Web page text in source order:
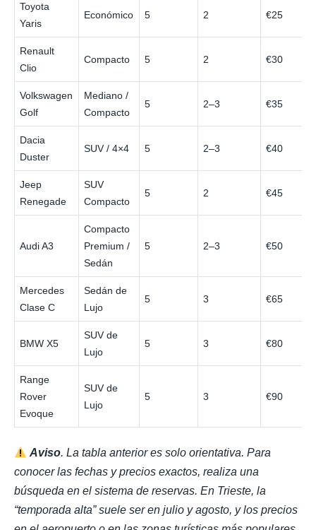
Toyota
Yaris
Económico 5 2 €25
Renault
Clio
Compacto 5 2 €30
Volkswagen
Golf
Mediano /
Compacto
5 2–3 €35
Dacia
Duster
SUV / 4×4 5 2–3 €40
Jeep
Renegade
SUV
Compacto
5 2 €45
Audi A3
Compacto
Premium /
Sedán
5 2–3 €50
Mercedes
Clase C
Sedán de
Lujo
5 3 €65
BMW X5
SUV de
Lujo
5 3 €80
Range
Rover
Evoque
SUV de
Lujo
5 3 €90
Aviso. La tabla anterior es solo orientativa. Para
conocer las fechas y precios exactos, realiza una
búsqueda en el sistema de reservas. En Trieste, la
“temporada alta” suele ser en julio y agosto, y los precios